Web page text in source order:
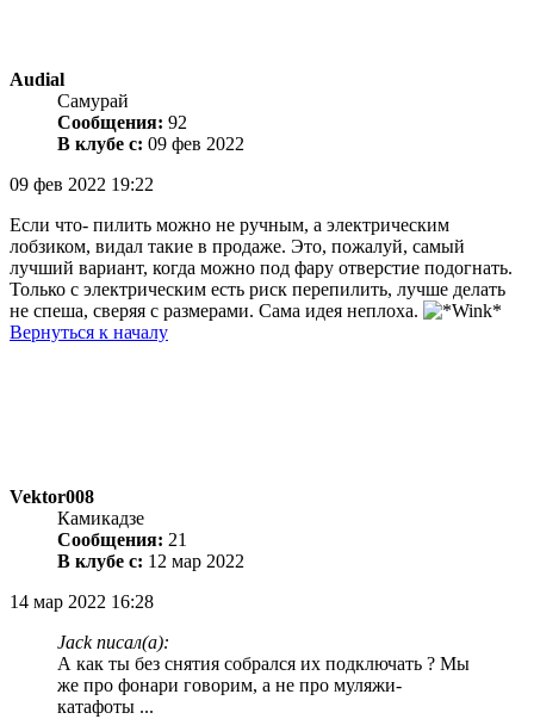
Audial
Самурай
Сообщения: 92
В клубе с: 09 фев 2022
09 фев 2022 19:22
Если что- пилить можно не ручным, а электрическим
лобзиком, видал такие в продаже. Это, пожалуй, самый
лучший вариант, когда можно под фару отверстие подогнать.
Только с электрическим есть риск перепилить, лучше делать
не спеша, сверяя с размерами. Сама идея неплоха.
Вернуться к началу
Vektor008
Камикадзе
Сообщения: 21
В клубе с: 12 мар 2022
14 мар 2022 16:28
Jack писал(а):
А как ты без снятия собрался их подключать ? Мы
же про фонари говорим, а не про муляжи-
катафоты ...